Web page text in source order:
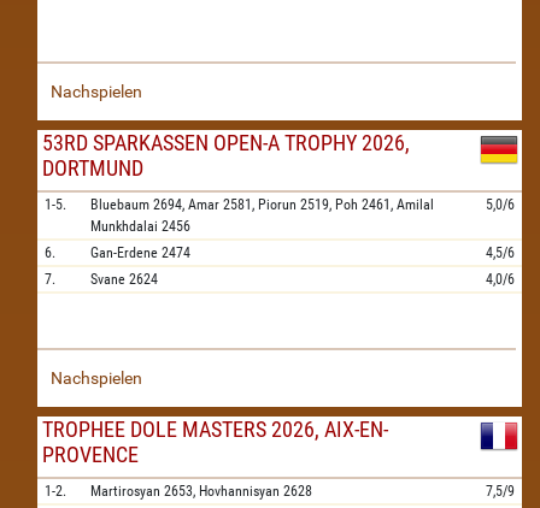
Nachspielen
53RD SPARKASSEN OPEN-A TROPHY 2026,
DORTMUND
1-5. Bluebaum 2694, Amar 2581, Piorun 2519, Poh 2461, Amilal
Munkhdalai 2456
5,0/6
6. Gan-Erdene 2474
4,5/6
7.
Svane 2624 4,0/6
Nachspielen
TROPHEE DOLE MASTERS 2026, AIX-EN-
PROVENCE
1-2. Martirosyan 2653, Hovhannisyan 2628
7,5/9